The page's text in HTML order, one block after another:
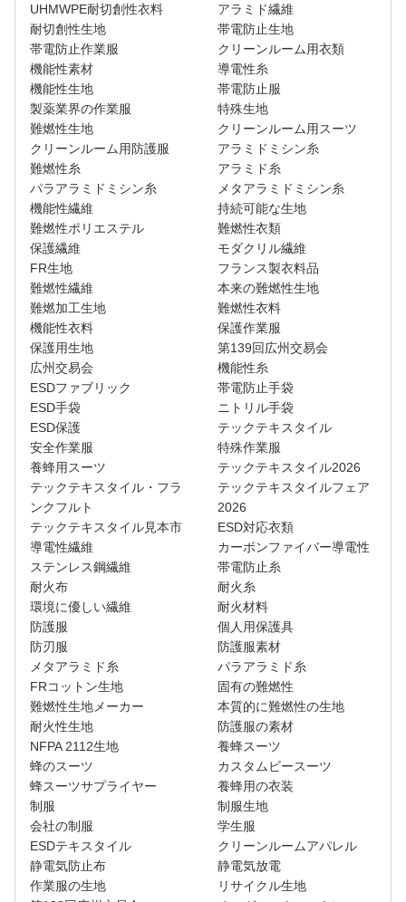
UHMWPE耐切創性衣料
アラミド繊維
耐切創性生地
帯電防止生地
帯電防止作業服
クリーンルーム用衣類
機能性素材
導電性糸
機能性生地
帯電防止服
製薬業界の作業服
特殊生地
難燃性生地
クリーンルーム用スーツ
クリーンルーム用防護服
アラミドミシン糸
難燃性糸
アラミド糸
パラアラミドミシン糸
メタアラミドミシン糸
機能性繊維
持続可能な生地
難燃性ポリエステル
難燃性衣類
保護繊維
モダクリル繊維
FR生地
フランス製衣料品
難燃性繊維
本来の難燃性生地
難燃加工生地
難燃性衣料
機能性衣料
保護作業服
保護用生地
第139回広州交易会
広州交易会
機能性糸
ESDファブリック
帯電防止手袋
ESD手袋
ニトリル手袋
ESD保護
テックテキスタイル
安全作業服
特殊作業服
養蜂用スーツ
テックテキスタイル2026
テックテキスタイル・フラ
ンクフルト
テックテキスタイルフェア
2026
テックテキスタイル見本市
ESD対応衣類
導電性繊維
カーボンファイバー導電性
ステンレス鋼繊維
帯電防止糸
耐火布
耐火糸
環境に優しい繊維
耐火材料
防護服
個人用保護具
防刃服
防護服素材
メタアラミド糸
パラアラミド糸
FRコットン生地
固有の難燃性
難燃性生地メーカー
本質的に難燃性の生地
耐火性生地
防護服の素材
NFPA 2112生地
養蜂スーツ
蜂のスーツ
カスタムビースーツ
蜂スーツサプライヤー
養蜂用の衣装
制服
制服生地
会社の制服
学生服
ESDテキスタイル
クリーンルームアパレル
静電気防止布
静電気放電
作業服の生地
リサイクル生地